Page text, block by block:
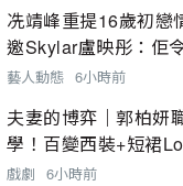
冼靖峰重提16歲初戀
邀Skylar盧映彤：佢
藝人動態 6小時前
夫妻的博弈｜郭柏妍
學！百變西裝+短裙
戲劇 6小時前